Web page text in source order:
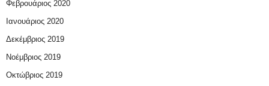
Φεβρουάριος 2020
Ιανουάριος 2020
Δεκέμβριος 2019
Νοέμβριος 2019
Οκτώβριος 2019